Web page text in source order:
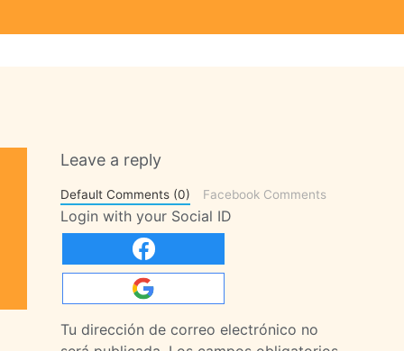
Leave a reply
Default Comments (0) Facebook Comments
Login with your Social ID
Tu dirección de correo electrónico no